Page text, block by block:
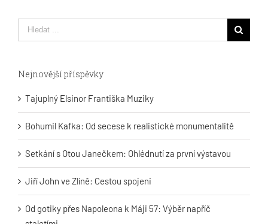
Hledat
...
Nejnovější příspěvky
Tajuplný Elsinor Františka Muziky
Bohumil Kafka: Od secese k realistické monumentalitě
Setkání s Otou Janečkem: Ohlédnutí za první výstavou
Jiří John ve Zlíně: Cestou spojeni
Od gotiky přes Napoleona k Máji 57: Výběr napříč